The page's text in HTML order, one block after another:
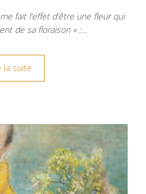
fait l’effet d’être une fleur qui
de sa floraison » :…
la suite